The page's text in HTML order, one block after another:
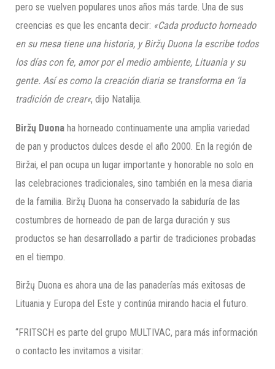
pero se vuelven populares unos años más tarde. Una de sus
creencias es que les encanta decir: «Cada producto horneado
en su mesa tiene una historia, yBiržų Duonala escribe todos
los días con fe, amor por el medio ambiente, Lituania y su
gente. Así es como la creación diaria se transforma en ‘la
tradición de crear«, dijo Natalija.
Biržų Duona ha horneado continuamente una amplia variedad
de pan y productos dulces desde el año 2000. En la región de
Biržai, el pan ocupa un lugar importante y honorable no solo en
las celebraciones tradicionales, sino también en la mesa diaria
de la familia. Biržų Duona ha conservado la sabiduría de las
costumbres de horneado de pan de larga duración y sus
productos se han desarrollado a partir de tradiciones probadas
en el tiempo.
Biržų Duona es ahora una de las panaderías más exitosas de
Lituania y Europa del Este y continúa mirando hacia el futuro.
“FRITSCH es parte del grupo MULTIVAC, para más información
o contacto les invitamos a visitar: